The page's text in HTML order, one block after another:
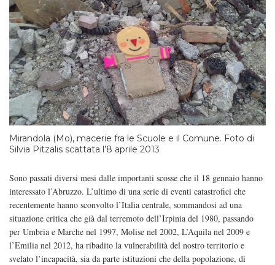
Mirandola (Mo), macerie fra le Scuole e il Comune. Foto di
Silvia Pitzalis scattata l’8 aprile 2013
Sono passati diversi mesi dalle importanti scosse che il 18 gennaio hanno
interessato l’Abruzzo. L’ultimo di una serie di eventi catastrofici che
recentemente hanno sconvolto l’Italia centrale, sommandosi ad una
situazione critica che già dal terremoto dell’Irpinia del 1980, passando
per Umbria e Marche nel 1997, Molise nel 2002, L’Aquila nel 2009 e
l’Emilia nel 2012, ha ribadito la vulnerabilità del nostro territorio e
svelato l’incapacità, sia da parte istituzioni che della popolazione, di